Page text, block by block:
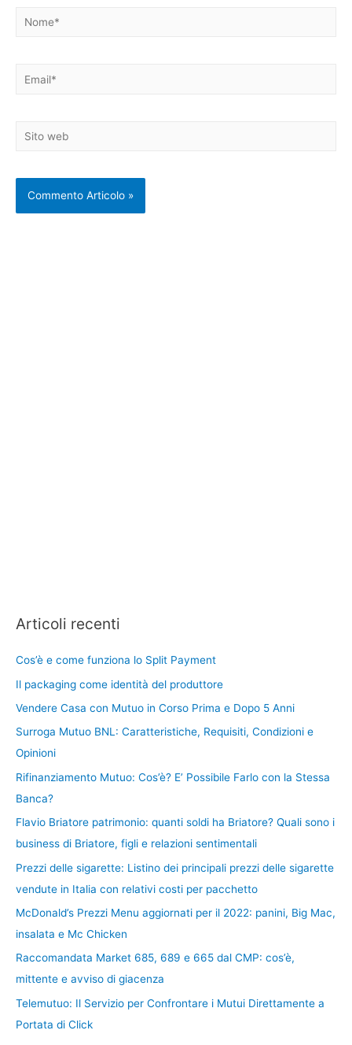
Nome*
Email*
Sito
Articoli recenti
Cos’è e come funziona lo Split Payment
Il packaging come identità del produttore
Vendere Casa con Mutuo in Corso Prima e Dopo 5 Anni
Surroga Mutuo BNL: Caratteristiche, Requisiti, Condizioni e
Opinioni
Rifinanziamento Mutuo: Cos’è? E’ Possibile Farlo con la Stessa
Banca?
Flavio Briatore patrimonio: quanti soldi ha Briatore? Quali sono i
business di Briatore, figli e relazioni sentimentali
Prezzi delle sigarette: Listino dei principali prezzi delle sigarette
vendute in Italia con relativi costi per pacchetto
McDonald’s Prezzi Menu aggiornati per il 2022: panini, Big Mac,
insalata e Mc Chicken
Raccomandata Market 685, 689 e 665 dal CMP: cos’è,
mittente e avviso di giacenza
Telemutuo: Il Servizio per Confrontare i Mutui Direttamente a
Portata di Click